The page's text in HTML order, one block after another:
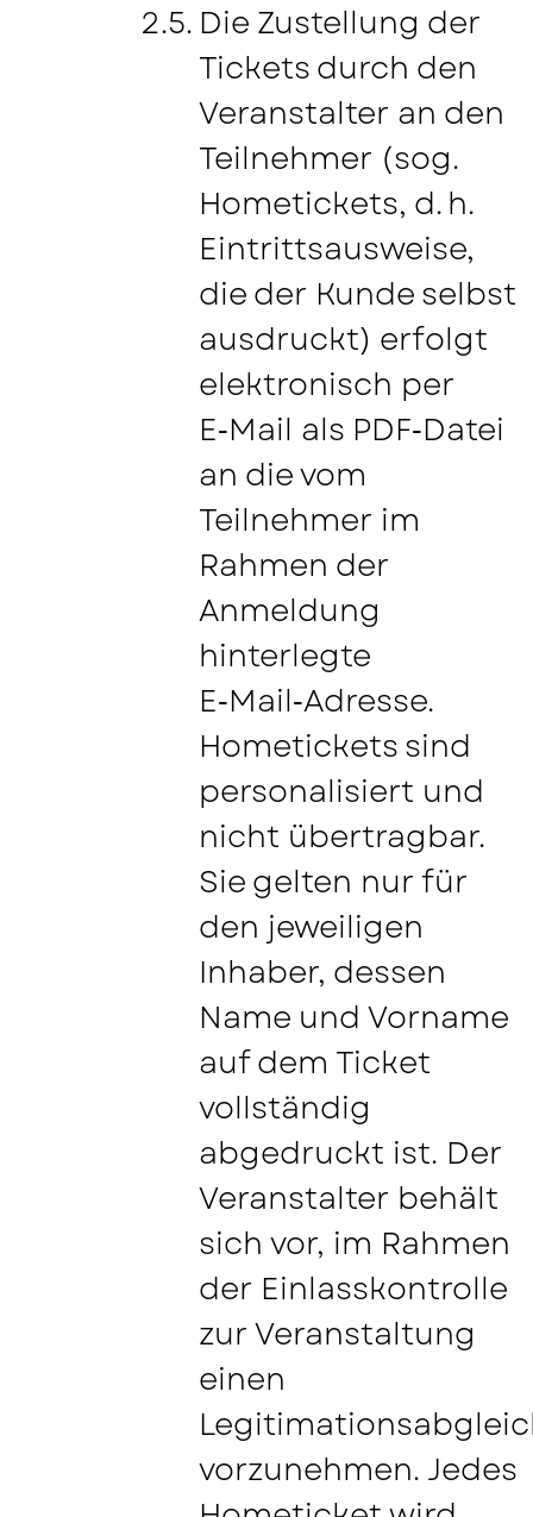
Die Zustellung der
Tickets durch den
Veranstalter an den
Teilnehmer (sog.
Hometickets, d. h.
Eintrittsausweise,
die der Kunde selbst
ausdruckt) erfolgt
elektronisch per
E‑Mail als PDF‑Datei
an die vom
Teilnehmer im
Rahmen der
Anmeldung
hinterlegte
E‑Mail‑Adresse.
Hometickets sind
personalisiert und
nicht übertragbar.
Sie gelten nur für
den jeweiligen
Inhaber, dessen
Name und Vorname
auf dem Ticket
vollständig
abgedruckt ist. Der
Veranstalter behält
sich vor, im Rahmen
der Einlasskontrolle
zur Veranstaltung
einen
vorzunehmen. Jedes